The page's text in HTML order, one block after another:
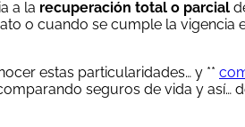
a la recuperación total o parcial
o cuando se cumple la vigencia
estas particularidades… y **
seguros de vida y así…